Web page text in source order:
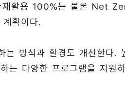
활용 100%는 물론 Net
획이다.
는 방식과 환경도 개선한다.
는 다양한 프로그램을 지원